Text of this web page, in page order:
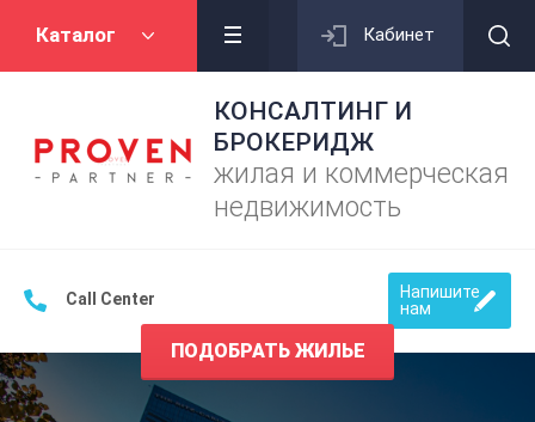
Каталог Кабинет
КОНСАЛТИНГ И
БРОКЕРИДЖ
жилая и коммерческая
недвижимость
Call Center
Напишите
нам
ПОДОБРАТЬ ЖИЛЬЕ